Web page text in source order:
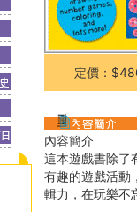
定價：
內容簡介
這本遊戲書除了
有趣的遊戲活動
輯力，在玩樂不